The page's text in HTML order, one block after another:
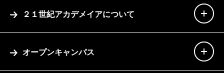
２１世紀アカデメイアについて
オープンキャンパス